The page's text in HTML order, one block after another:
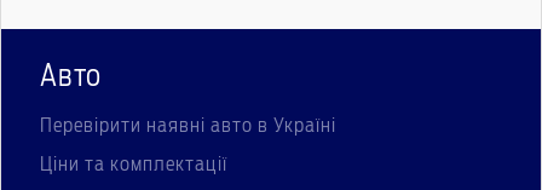
Авто
Перевірити наявні авто в Україні
Ціни та комплектації